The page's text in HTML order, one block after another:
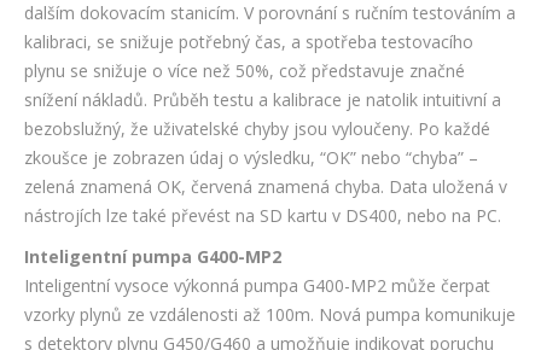
dalším dokovacím stanicím. V porovnání s ručním testováním a
kalibraci, se snižuje potřebný čas, a spotřeba testovacího
plynu se snižuje o více než 50%, což představuje značné
snížení nákladů. Průběh testu a kalibrace je natolik intuitivní a
bezobslužný, že uživatelské chyby jsou vyloučeny. Po každé
zkoušce je zobrazen údaj o výsledku, “OK” nebo “chyba” –
zelená znamená OK, červená znamená chyba. Data uložená v
nástrojích lze také převést na SD kartu v DS400, nebo na PC.
Inteligentní pumpa G400-MP2
Inteligentní vysoce výkonná pumpa G400-MP2 může čerpat
vzorky plynů ze vzdálenosti až 100m. Nová pumpa komunikuje
s detektory plynu G450/G460 a umožňuje indikovat poruchu